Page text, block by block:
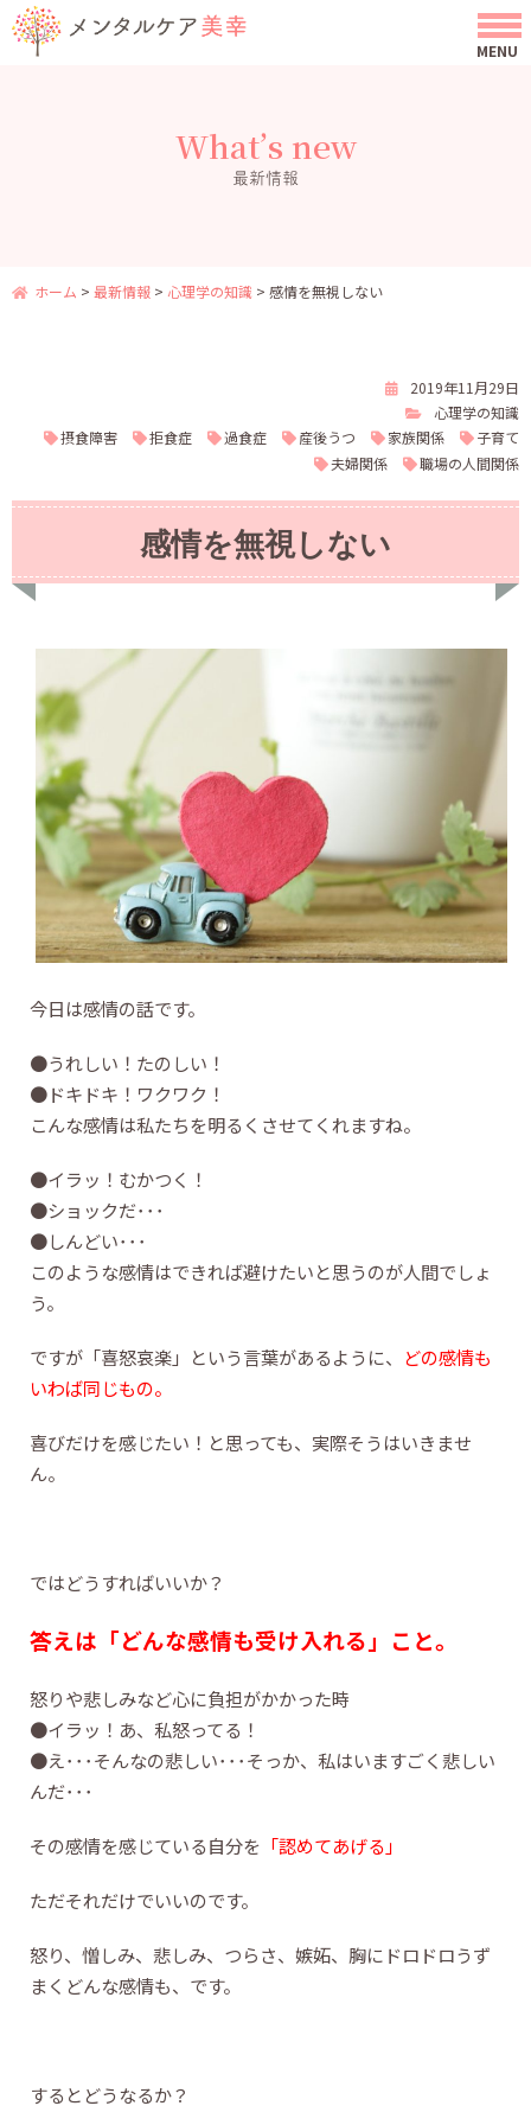
What’s new
最新情報
ホーム > 最新情報 > 心理学の知識 > 感情を無視しない
2019年11月29日
心理学の知識
摂食障害
拒食症 過食症 産後うつ 家族関係
子育て
夫婦関係
職場の人間関係
感情を無視しない
今日は感情の話です。
●うれしい！たのしい！
●ドキドキ！ワクワク！
こんな感情は私たちを明るくさせてくれますね。
●イラッ！むかつく！
●ショックだ･･･
●しんどい･･･
このような感情はできれば避けたいと思うのが人間でしょ
う。
ですが「喜怒哀楽」という言葉があるように、 どの感情も
いわば同じもの。
喜びだけを感じたい！と思っても、実際そうはいきませ
ん。
ではどうすればいいか？
答えは「どんな感情も受け入れる」こと。
怒りや悲しみなど心に負担がかかった時
●イラッ！あ、私怒ってる！
●え･･･そんなの悲しい･･･そっか、私はいますごく悲しい
んだ･･･
その感情を感じている自分を 「認めてあげる」
ただそれだけでいいのです。
怒り、憎しみ、悲しみ、つらさ、嫉妬、胸にドロドロうず
まくどんな感情も、です。
するとどうなるか？